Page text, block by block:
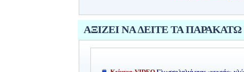
ΑΞΙΖΕΙ ΝΑ ΔΕΙΤΕ ΤΑ ΠΑΡΑΚΑΤΩ